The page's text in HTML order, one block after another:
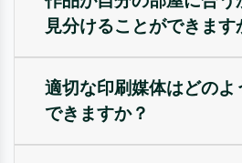
見分けることができます
適切な印刷媒体はどのよ
できますか？